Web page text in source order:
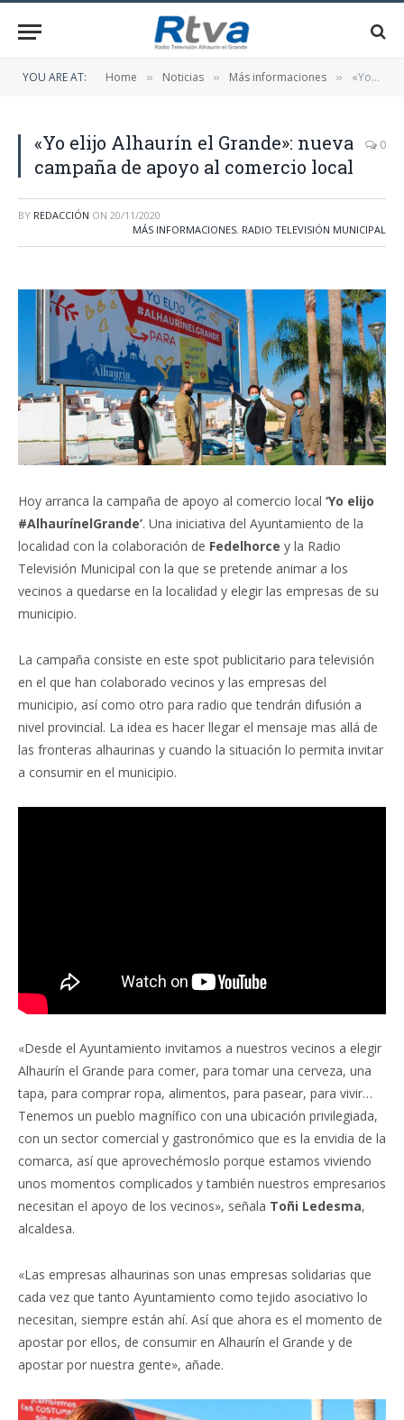
YOU ARE AT: Home » Noticias » Más informaciones » «Yo elijo Alhaurín el Grande»: nueva campaña de apoyo al comercio local
«Yo elijo Alhaurín el Grande»: nueva
campaña de apoyo al comercio local
0
BY REDACCIÓN ON 20/11/2020
MÁS INFORMACIONES, RADIO TELEVISIÓN MUNICIPAL
Hoy arranca la campaña de apoyo al comercio local ‘Yo elijo
#AlhaurínelGrande’. Una iniciativa del Ayuntamiento de la
localidad con la colaboración de Fedelhorce y la Radio
Televisión Municipal con la que se pretende animar a los
vecinos a quedarse en la localidad y elegir las empresas de su
municipio.
La campaña consiste en este spot publicitario para televisión
en el que han colaborado vecinos y las empresas del
municipio, así como otro para radio que tendrán difusión a
nivel provincial. La idea es hacer llegar el mensaje mas allá de
las fronteras alhaurinas y cuando la situación lo permita invitar
a consumir en el municipio.
«Desde el Ayuntamiento invitamos a nuestros vecinos a elegir
Alhaurín el Grande para comer, para tomar una cerveza, una
tapa, para comprar ropa, alimentos, para pasear, para vivir…
Tenemos un pueblo magnífico con una ubicación privilegiada,
con un sector comercial y gastronómico que es la envidia de la
comarca, así que aprovechémoslo porque estamos viviendo
unos momentos complicados y también nuestros empresarios
necesitan el apoyo de los vecinos», señala Toñi Ledesma,
alcaldesa.
«Las empresas alhaurinas son unas empresas solidarias que
cada vez que tanto Ayuntamiento como tejido asociativo lo
necesitan, siempre están ahí. Así que ahora es el momento de
apostar por ellos, de consumir en Alhaurín el Grande y de
apostar por nuestra gente», añade.